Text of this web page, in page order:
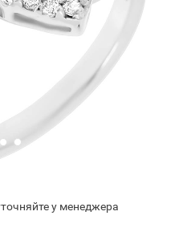
у менеджера